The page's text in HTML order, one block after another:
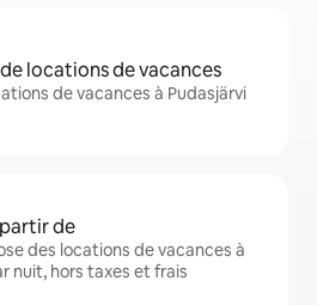
locations de vacances
de vacances à Pudasjärvi
de
des locations de vacances à
nuit, hors taxes et frais